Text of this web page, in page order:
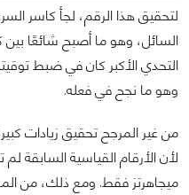
لتحقيق هذا الرقم، لجأ كاسر
السائل، وهو ما أصبح شائعًا
التحدي الأكبر كان في ضبط
وهو ما نجح في فعله.
من غير المرجح تحقيق زيادات
ميجاهرتز فقط. ومع ذلك، من